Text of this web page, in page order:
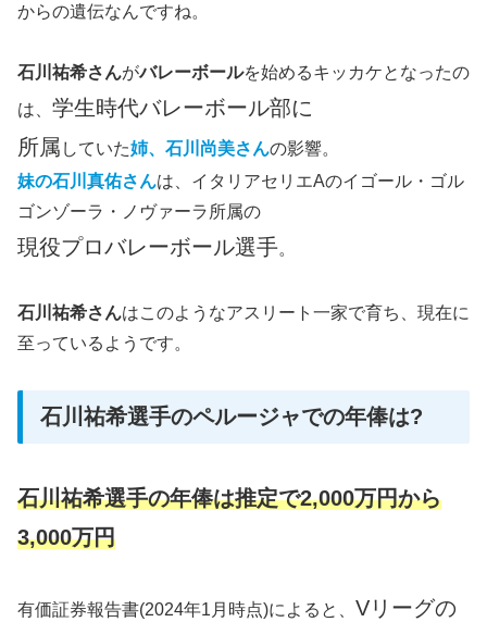
からの遺伝なんですね。
石川祐希さんがバレーボールを始めるキッカケとなったの
は、 学生時代バレーボール部に
所属 していた姉、石川尚美さんの影響。
妹の石川真佑さんは、イタリアセリエAのイゴール・ゴル
ゴンゾーラ・ノヴァーラ所属の
現役プロバレーボール選手。
石川祐希さんはこのようなアスリート一家で育ち、現在に
至っているようです。
石川祐希選手のペルージャでの年俸は?
石川祐希選手の年俸は推定で2,000万円から
3,000万円
有価証券報告書(2024年1月時点)によると、 Vリーグの